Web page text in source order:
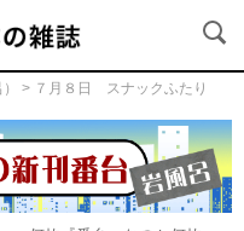
> ７月８日 スナックふたり